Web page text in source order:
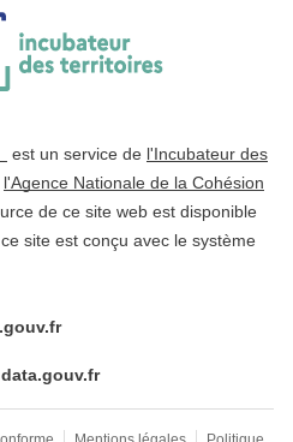
est un service de l'Incubateur des
l'Agence Nationale de la Cohésion
de ce site web est disponible
site est conçu avec le système
data.gouv.fr